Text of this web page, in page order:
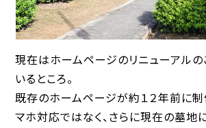
現在はホームページのリニューアル
いるところ。
既存のホームページが約１２年前に
マホ対応ではなく、さらに現在の墓地